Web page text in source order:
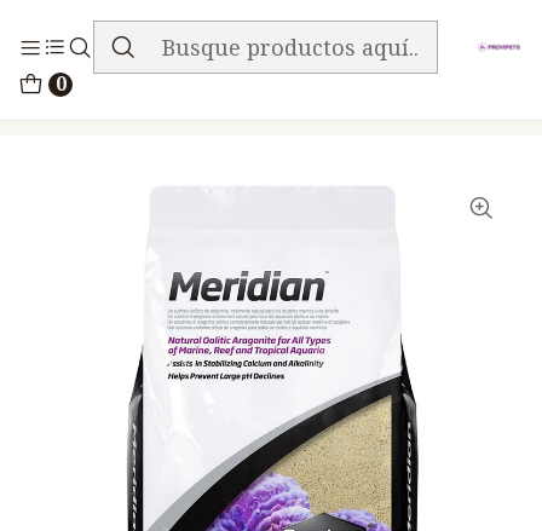
0
ENVIO GRATIS EN TODA LA TIENDA